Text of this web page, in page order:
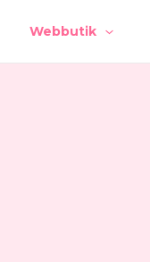
Webbutik